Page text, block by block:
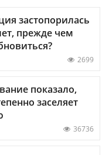
застопорилась
прежде чем
2699
показало,
заселяет
36736